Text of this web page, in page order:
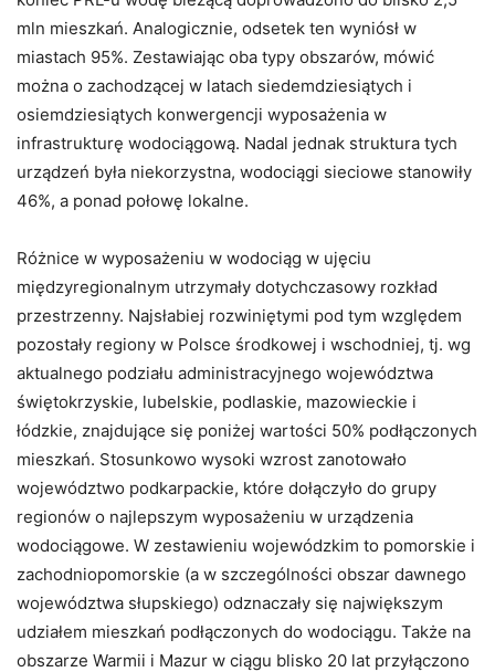
mln mieszkań. Analogicznie, odsetek ten wyniósł w
miastach 95%. Zestawiając oba typy obszarów, mówić
można o zachodzącej w latach siedemdziesiątych i
osiemdziesiątych konwergencji wyposażenia w
infrastrukturę wodociągową. Nadal jednak struktura tych
urządzeń była niekorzystna, wodociągi sieciowe stanowiły
46%, a ponad połowę lokalne.
Różnice w wyposażeniu w wodociąg w ujęciu
międzyregionalnym utrzymały dotychczasowy rozkład
przestrzenny. Najsłabiej rozwiniętymi pod tym względem
pozostały regiony w Polsce środkowej i wschodniej, tj. wg
aktualnego podziału administracyjnego województwa
świętokrzyskie, lubelskie, podlaskie, mazowieckie i
łódzkie, znajdujące się poniżej wartości 50% podłączonych
mieszkań. Stosunkowo wysoki wzrost zanotowało
województwo podkarpackie, które dołączyło do grupy
regionów o najlepszym wyposażeniu w urządzenia
wodociągowe. W zestawieniu wojewódzkim to pomorskie i
zachodniopomorskie (a w szczególności obszar dawnego
województwa słupskiego) odznaczały się największym
udziałem mieszkań podłączonych do wodociągu. Także na
obszarze Warmii i Mazur w ciągu blisko 20 lat przyłączono